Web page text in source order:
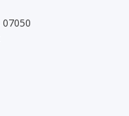
07050